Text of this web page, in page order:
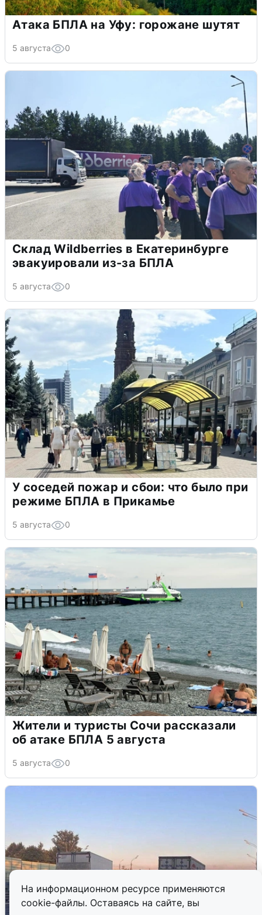
На информационном ресурсе применяются
cookie-файлы. Оставаясь на сайте, вы
Атака БПЛА на Уфу: горожане шутят
5 августа 0
Склад Wildberries в Екатеринбурге
эвакуировали из-за БПЛА
5 августа 0
У соседей пожар и сбои: что было при
режиме БПЛА в Прикамье
5 августа 0
Жители и туристы Сочи рассказали
об атаке БПЛА 5 августа
5 августа 0